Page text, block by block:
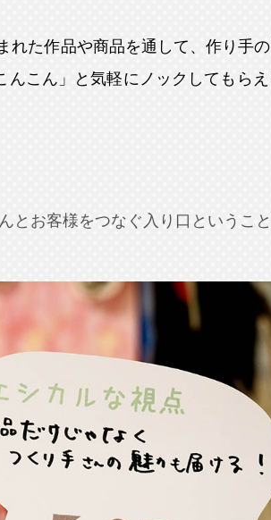
れた作品や商品を通して、作り手
んこん」と気軽にノックしてもら
とお客様をつなぐ入り口ということ